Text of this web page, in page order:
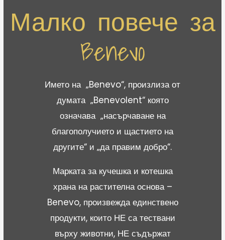
Малко повече за
Benevo
Името на „Benevo“, произлиза от
думата „Benevolent“ която
означава „насърчаване на
благополучието и щастието на
другите“ и „да правим добро“.
Марката за кучешка и котешка
храна на растителна основа –
Benevo, произвежда единствено
продукти, които НЕ са тествани
върху животни, НЕ съдържат